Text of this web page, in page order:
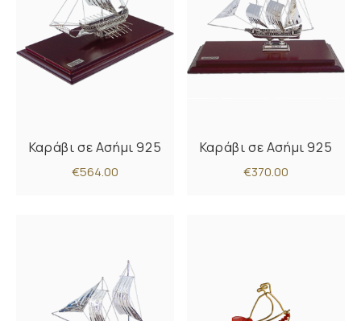
Καράβι σε Ασήμι 925
€564.00
Καράβι σε Ασήμι 925
€370.00